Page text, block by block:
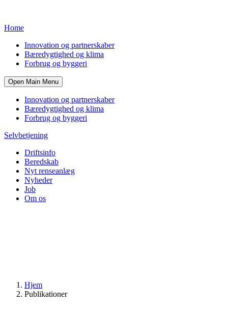
Home
Innovation og partnerskaber
Bæredygtighed og klima
Forbrug og byggeri
Open Main Menu
Innovation og partnerskaber
Bæredygtighed og klima
Forbrug og byggeri
Selvbetjening
Driftsinfo
Beredskab
Nyt renseanlæg
Nyheder
Job
Om os
Hjem
Publikationer